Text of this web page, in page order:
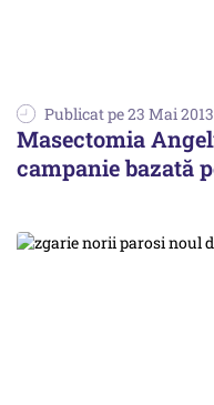
Publicat pe 23 Mai 2013
Masectomia
campanie bazată